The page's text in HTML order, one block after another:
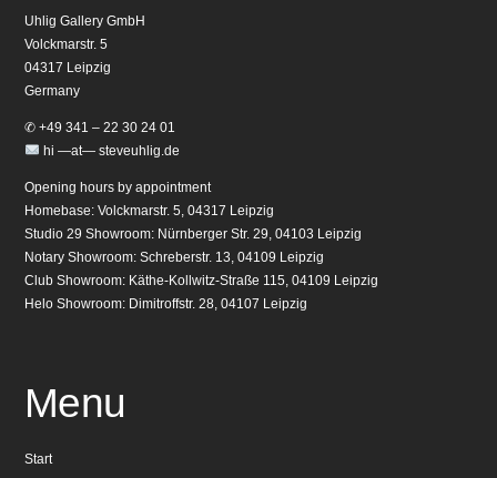
Uhlig Gallery GmbH
Volckmarstr. 5
04317 Leipzig
Germany
✆ +49 341 – 22 30 24 01
hi —at— steveuhlig.de
Opening hours by appointment
Homebase: Volckmarstr. 5, 04317 Leipzig
Studio 29 Showroom: Nürnberger Str. 29, 04103 Leipzig
Notary Showroom: Schreberstr. 13, 04109 Leipzig
Club Showroom: Käthe-Kollwitz-Straße 115, 04109 Leipzig
Helo Showroom: Dimitroffstr. 28, 04107 Leipzig
Menu
Start